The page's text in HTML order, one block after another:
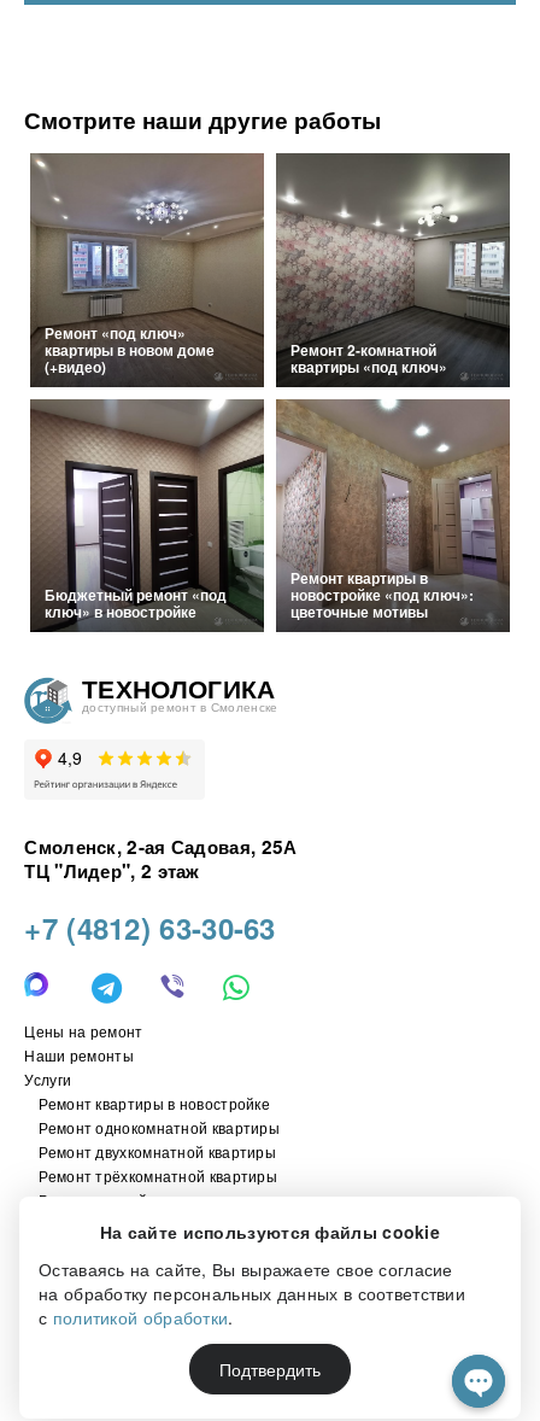
Смотрите наши другие работы
Ремонт «под ключ»
квартиры в новом доме
(+видео)
Ремонт 2-комнатной
квартиры «под ключ»
Бюджетный ремонт «под
ключ» в новостройке
Ремонт квартиры в
новостройке «под ключ»:
цветочные мотивы
ТЕХНОЛОГИКА
доступный ремонт в Смоленске
Смоленск, 2-ая Садовая, 25А
ТЦ "Лидер", 2 этаж
+7 (4812) 63-30-63
Цены на ремонт
Наши ремонты
Услуги
Ремонт квартиры в новостройке
Ремонт однокомнатной квартиры
Ремонт двухкомнатной квартиры
Ремонт трёхкомнатной квартиры
Ремонт ванной комнаты
Ремонт туалетаНа сайте используются файлы cookie
Оставаясь на сайте, Вы выражаете свое согласие
на обработку персональных данных в соответствии
с политикой обработки.
Подтвердить